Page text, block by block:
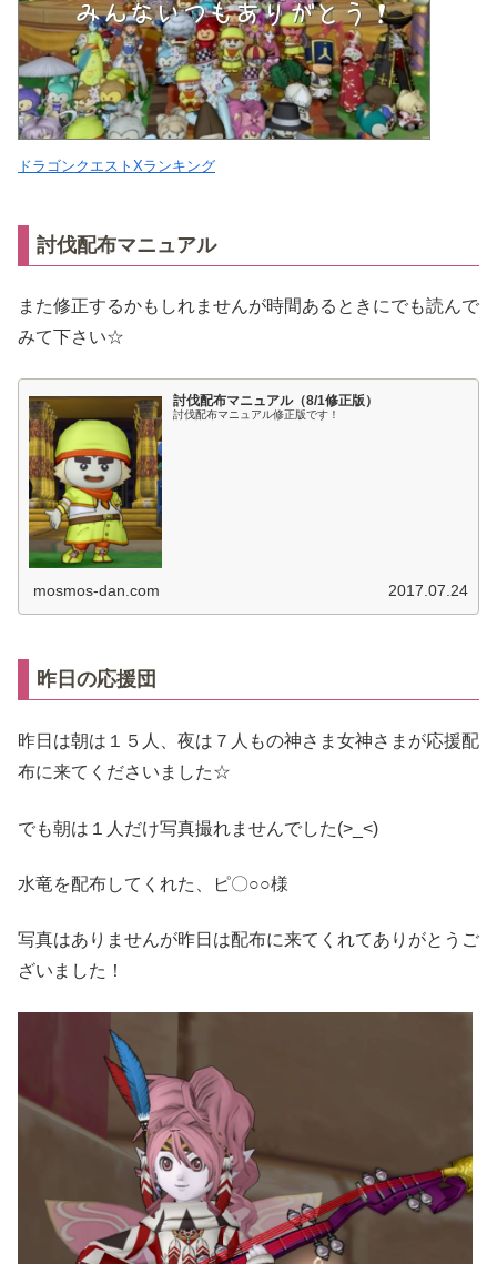
ドラゴンクエストXランキング
討伐配布マニュアル
また修正するかもしれませんが時間あるときにでも読んで
みて下さい☆
討伐配布マニュアル（8/1修正版）
討伐配布マニュアル修正版です！
mosmos-dan.com 2017.07.24
昨日の応援団
昨日は朝は１５人、夜は７人もの神さま女神さまが応援配
布に来てくださいました☆
でも朝は１人だけ写真撮れませんでした(>_<)
水竜を配布してくれた、ピ〇○○様
写真はありませんが昨日は配布に来てくれてありがとうご
ざいました！